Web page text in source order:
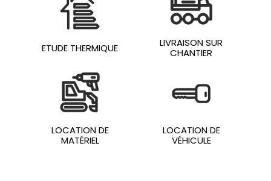
ETUDE THERMIQUE
LIVRAISON SUR
CHANTIER
LOCATION DE
MATÉRIEL
LOCATION DE
VÉHICULE